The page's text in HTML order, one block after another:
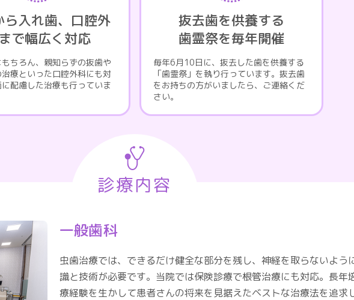
ら入れ歯、口腔外
で幅広く対応
ちろん、親知らずの抜歯や
療といった口腔外科にも対
配慮した治療も行っていま
抜去歯を供養する
歯霊祭を毎年開催
毎年6月10日に、抜去した歯を供養する
「歯霊祭」を執り行っています。抜去歯
をお持ちの方がいましたら、ご連絡くだ
さい。
診療内容
一般歯科
虫歯治療では、できるだけ健全な部分を残し、神経を取らないよう
識と技術が必要です。当院では保険診療で根管治療にも対応。長年
療経験を生かして患者さんの将来を見据えたベストな治療法を追求